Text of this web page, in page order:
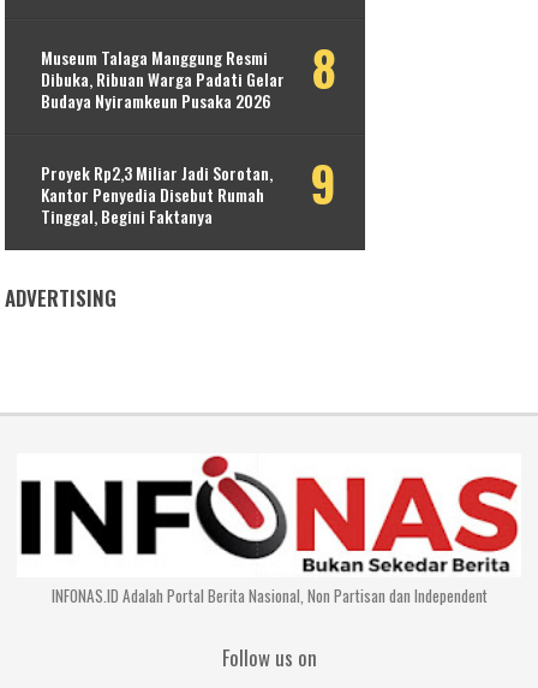
Museum Talaga Manggung Resmi
Dibuka, Ribuan Warga Padati Gelar
Budaya Nyiramkeun Pusaka 2026
Proyek Rp2,3 Miliar Jadi Sorotan,
Kantor Penyedia Disebut Rumah
Tinggal, Begini Faktanya
ADVERTISING
INFONAS.ID Adalah Portal Berita Nasional, Non Partisan dan Independent
Follow us on